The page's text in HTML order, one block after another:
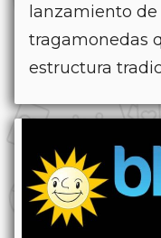
lanzamiento de
tragamonedas
estructura